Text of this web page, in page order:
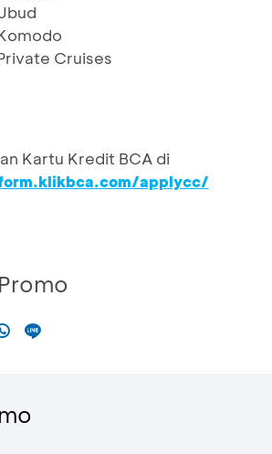
Cruises
Kartu Kredit BCA di
applycc/